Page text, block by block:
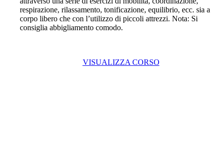
respirazione, rilassamento, tonificazione, equilibrio, ecc. sia a
corpo libero che con l’utilizzo di piccoli attrezzi. Nota: Si
consiglia abbigliamento comodo.
VISUALIZZA CORSO